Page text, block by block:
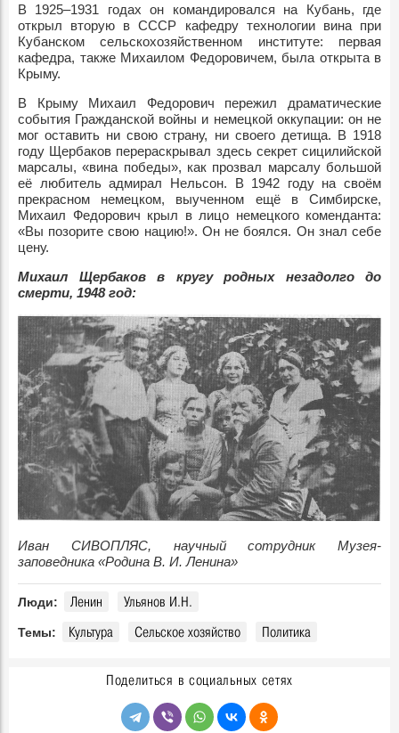
В 1925–1931 годах он командировался на Кубань, где
открыл вторую в СССР кафедру технологии вина при
Кубанском сельскохозяйственном институте: первая
кафедра, также Михаилом Федоровичем, была открыта в
Крыму.
В Крыму Михаил Федорович пережил драматические
события Гражданской войны и немецкой оккупации: он не
мог оставить ни свою страну, ни своего детища. В 1918
году Щербаков перераскрывал здесь секрет сицилийской
марсалы, «вина победы», как прозвал марсалу большой
её любитель адмирал Нельсон. В 1942 году на своём
прекрасном немецком, выученном ещё в Симбирске,
Михаил Федорович крыл в лицо немецкого коменданта:
«Вы позорите свою нацию!». Он не боялся. Он знал себе
цену.
Михаил Щербаков в кругу родных незадолго до
смерти, 1948 год:
Иван СИВОПЛЯС, научный сотрудник Музея-
заповедника «Родина В. И. Ленина»
Люди: Ленин Ульянов И.Н.
Темы: Культура Сельское хозяйство Политика
Поделиться в социальных сетях